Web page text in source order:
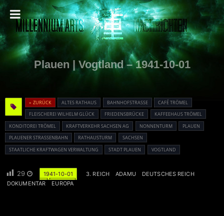
Plauen | Vogtland – 1941-10-01
« ZURÜCK ALTES RATHAUS BAHNHOFSTRASSE
CAFÉ TRÖMEL
FLEISCHEREI WILHELM GLÜCK
FRIEDENSBRÜCKE
KAFFEEHAUS TRÖMEL
KONDITOREI TRÖMEL
KRAFTVERKEHR SACHSEN AG NONNENTURM
PLAUEN
PLAUENER STRASSENBAHN
RATHAUSTURM
SACHSEN
STAATLICHE KRAFTWAGEN VERWALTUNG
STADT PLAUEN VOGTLAND
29 1941-10-01 3. REICH ADAMU
DEUTSCHES REICH
DOKUMENTAR
EUROPA